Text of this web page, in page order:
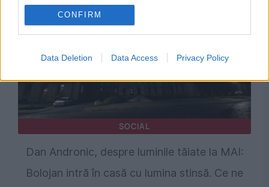
CONFIRM
Data Deletion Data Access Privacy Policy
SOCIAL
Dan Andronic, despre luminile tăiate la MAI:
Bolojan intră în casă cu lumina stinsă. Ce ne